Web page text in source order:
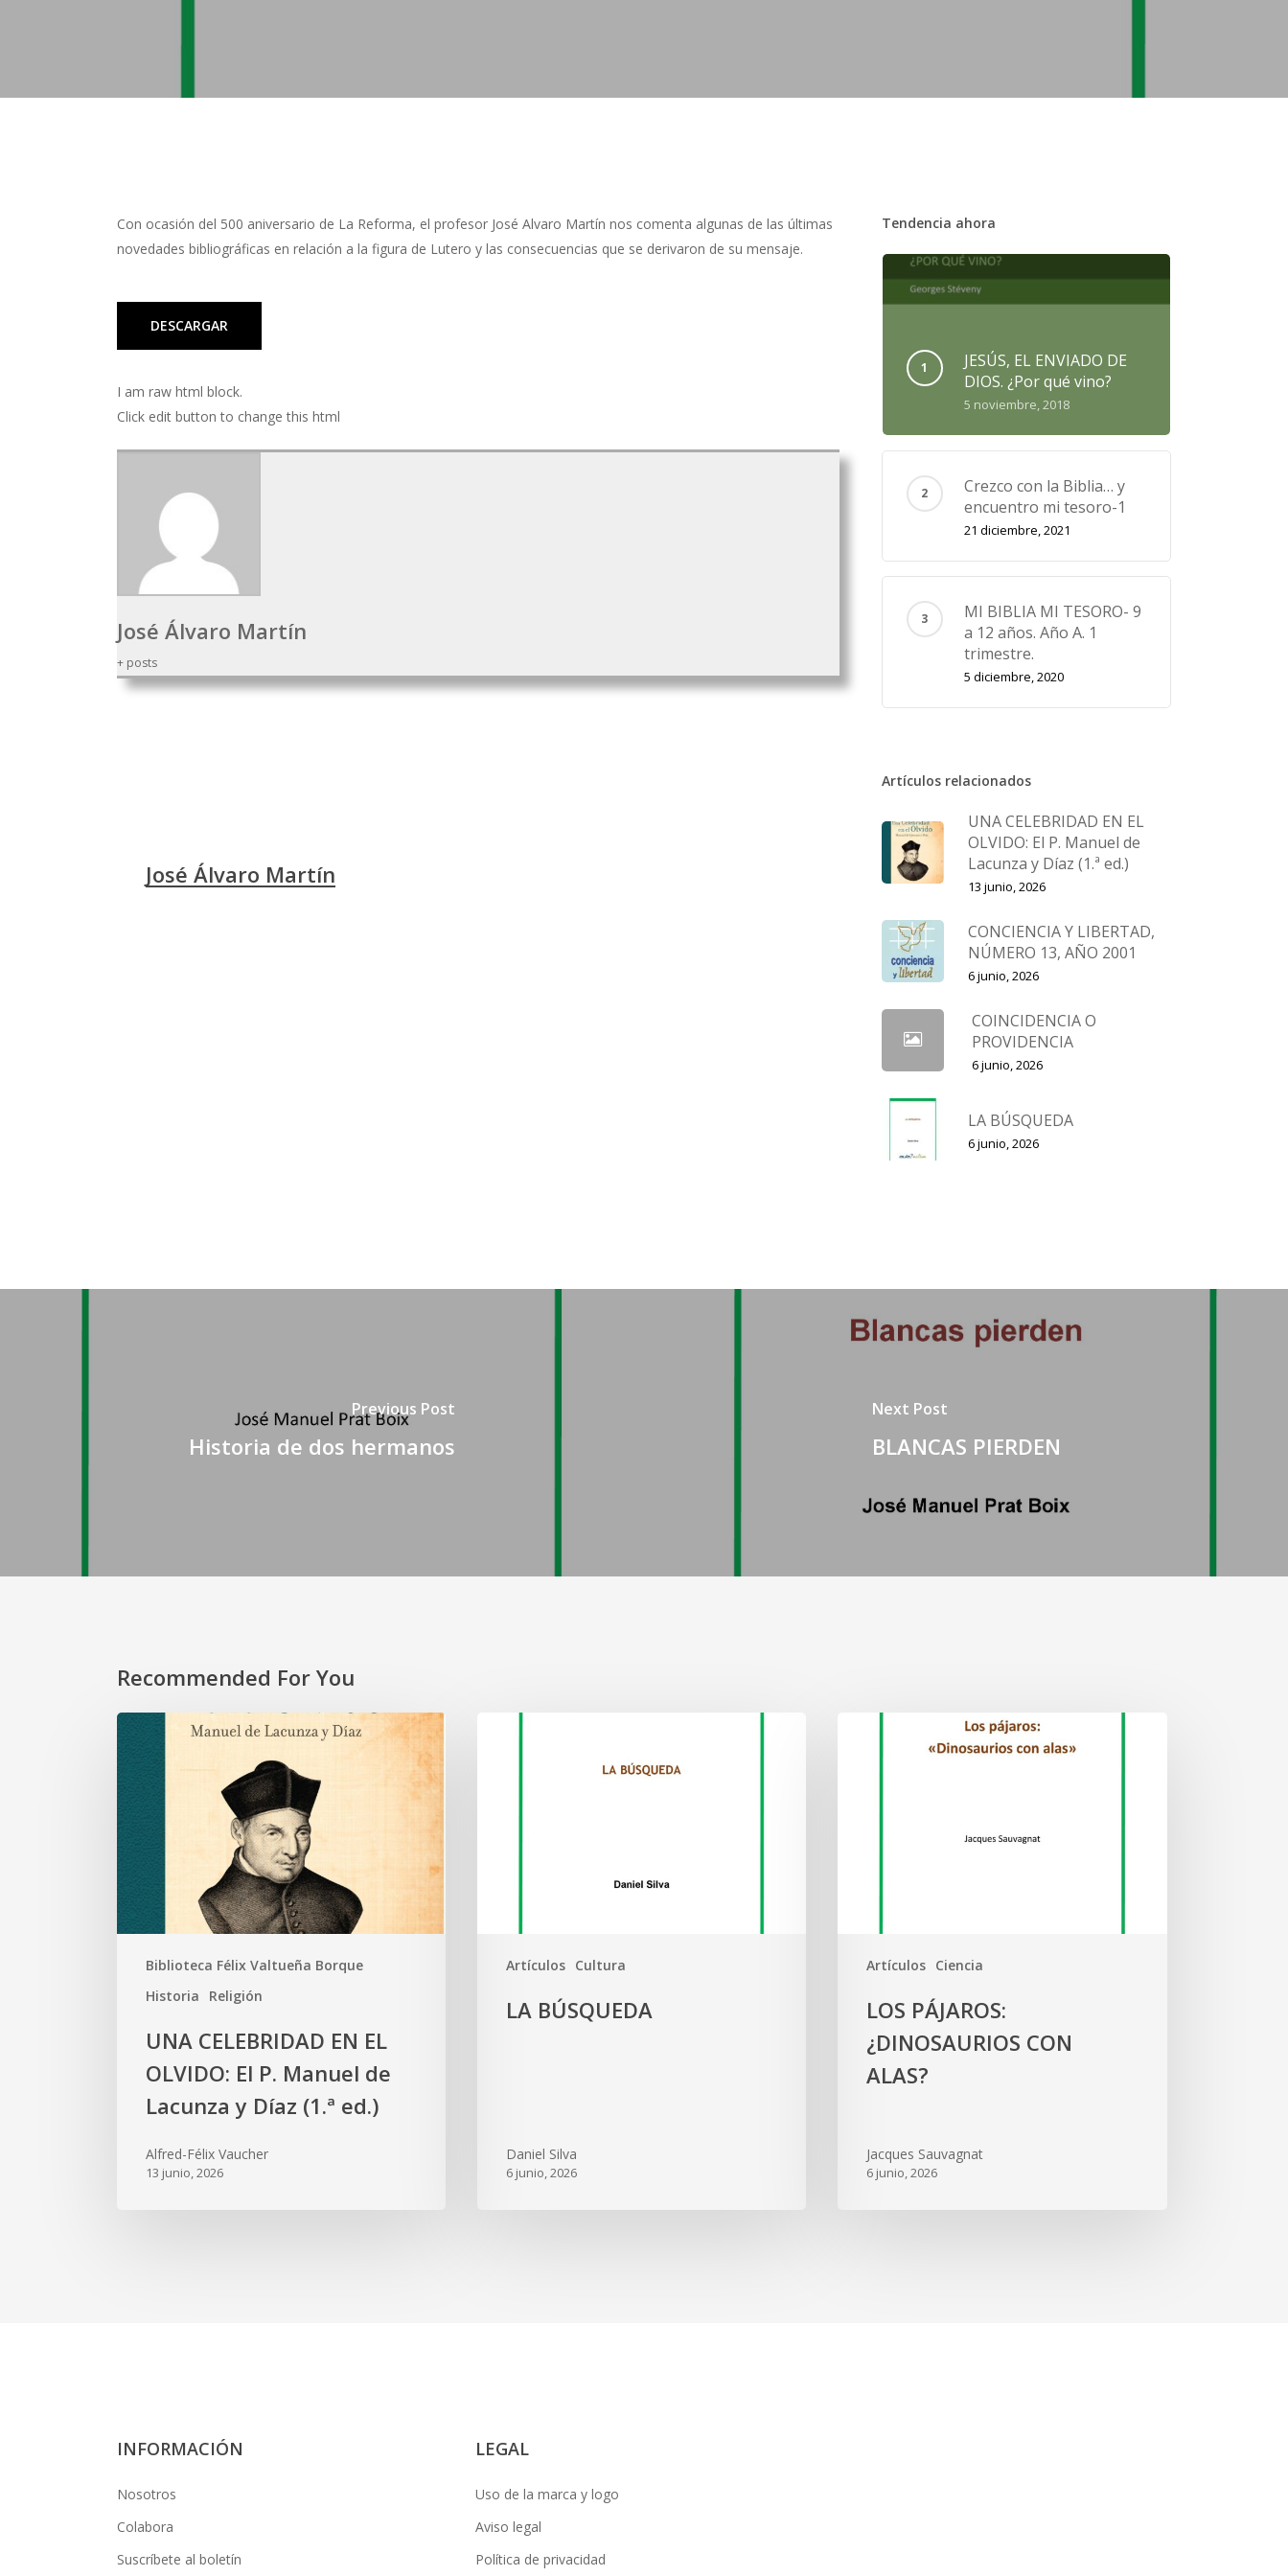
Con ocasión del 500 aniversario de La Reforma, el profesor José Alvaro Martín nos comenta algunas de las últimas
novedades bibliográficas en relación a la figura de Lutero y las consecuencias que se derivaron de su mensaje.
DESCARGAR
I am raw html block.
Click edit button to change this html
José Álvaro Martín
+ posts
José Álvaro Martín
Tendencia ahora
JESÚS, EL ENVIADO DE
DIOS. ¿Por qué vino?
5 noviembre, 2018
Crezco con la Biblia… y
encuentro mi tesoro-1
21 diciembre, 2021
MI BIBLIA MI TESORO- 9
a 12 años. Año A. 1
trimestre.
5 diciembre, 2020
Artículos relacionados
UNA CELEBRIDAD EN EL
OLVIDO: El P. Manuel de
Lacunza y Díaz (1.ª ed.)
13 junio, 2026
CONCIENCIA Y LIBERTAD,
NÚMERO 13, AÑO 2001
6 junio, 2026
COINCIDENCIA O
PROVIDENCIA
6 junio, 2026
LA BÚSQUEDA
6 junio, 2026
Previous Post
Historia de dos hermanos
Next Post
BLANCAS PIERDEN
Recommended For You
Biblioteca Félix Valtueña Borque
Historia
Religión
UNA CELEBRIDAD EN EL
OLVIDO: El P. Manuel de
Lacunza y Díaz (1.ª ed.)
Alfred-Félix Vaucher
13 junio, 2026
Artículos Cultura
LA BÚSQUEDA
Daniel Silva
6 junio, 2026
Artículos Ciencia
LOS PÁJAROS:
¿DINOSAURIOS CON
ALAS?
Jacques Sauvagnat
6 junio, 2026
INFORMACIÓN
Nosotros
Colabora
Suscríbete al boletín
LEGAL
Uso de la marca y logo
Aviso legal
Política de privacidad